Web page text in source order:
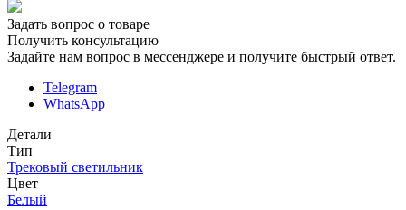
Задать вопрос о товаре
Получить консультацию
Задайте нам вопрос в мессенджере и получите быстрый ответ.
Telegram
WhatsApp
Детали
Тип
Трековый светильник
Цвет
Белый